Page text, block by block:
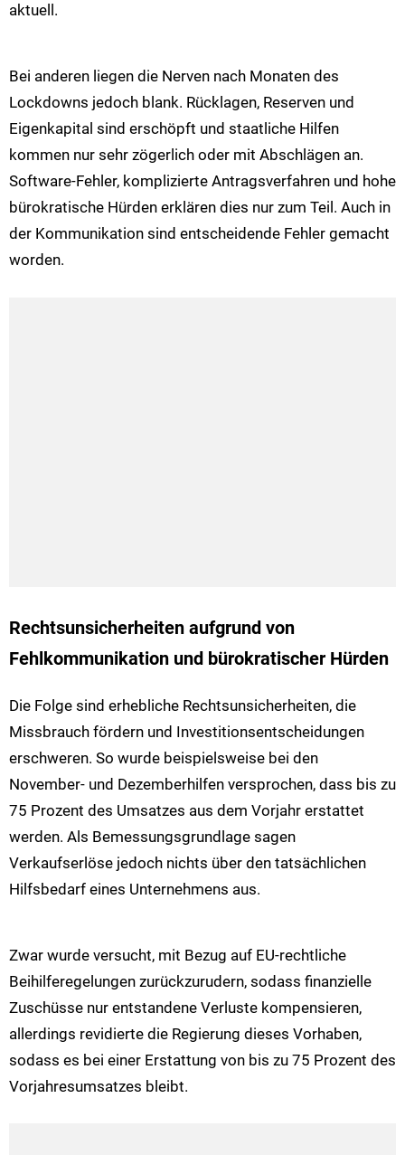
aktuell.
Bei anderen liegen die Nerven nach Monaten des
Lockdowns jedoch blank. Rücklagen, Reserven und
Eigenkapital sind erschöpft und staatliche Hilfen
kommen nur sehr zögerlich oder mit Abschlägen an.
Software-Fehler, komplizierte Antragsverfahren und hohe
bürokratische Hürden erklären dies nur zum Teil. Auch in
der Kommunikation sind entscheidende Fehler gemacht
worden.
Rechtsunsicherheiten aufgrund von
Fehlkommunikation und bürokratischer Hürden
Die Folge sind erhebliche Rechtsunsicherheiten, die
Missbrauch fördern und Investitionsentscheidungen
erschweren. So wurde beispielsweise bei den
November- und Dezemberhilfen versprochen, dass bis zu
75 Prozent des Umsatzes aus dem Vorjahr erstattet
werden. Als Bemessungsgrundlage sagen
Verkaufserlöse jedoch nichts über den tatsächlichen
Hilfsbedarf eines Unternehmens aus.
Zwar wurde versucht, mit Bezug auf EU-rechtliche
Beihilferegelungen zurückzurudern, sodass finanzielle
Zuschüsse nur entstandene Verluste kompensieren,
allerdings revidierte die Regierung dieses Vorhaben,
sodass es bei einer Erstattung von bis zu 75 Prozent des
Vorjahresumsatzes bleibt.